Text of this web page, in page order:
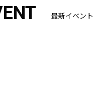
最新イベント